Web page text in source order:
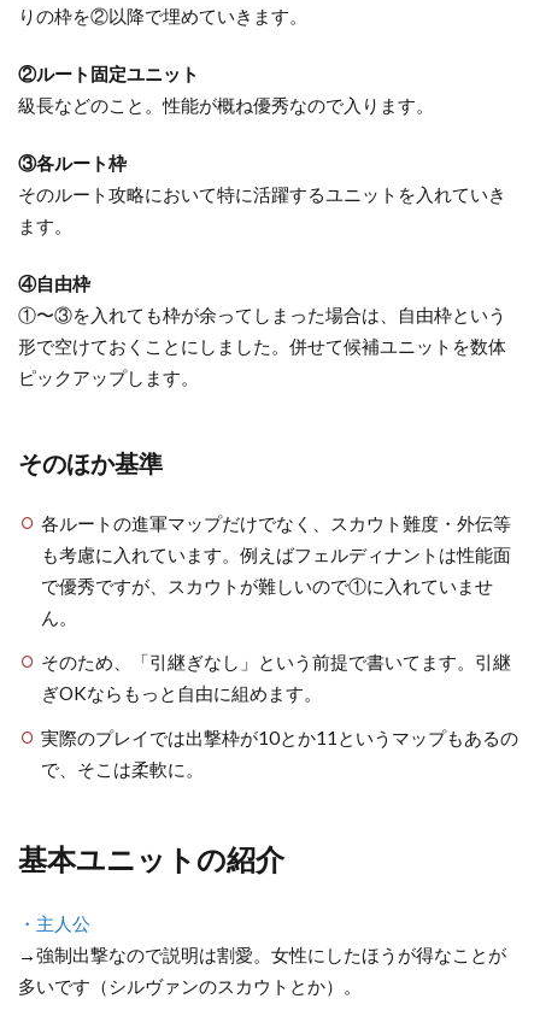
ニ
ト
の
介
花
章
3.1
銀
の
章
5
月
の
解説
6
翠
りの枠を②以降で埋めていきます。
②ルート固定ユニット
級長などのこと。性能が概ね優秀なので入ります。
③各ルート枠
そのルート攻略において特に活躍するユニットを入れていき
ます。
④自由枠
①〜③を入れても枠が余ってしまった場合は、自由枠という
形で空けておくことにしました。併せて候補ユニットを数体
ピックアップします。
そのほか基準
各ルートの進軍マップだけでなく、スカウト難度・外伝等
も考慮に入れています。例えばフェルディナントは性能面
で優秀ですが、スカウトが難しいので①に入れていませ
ん。
そのため、「引継ぎなし」という前提で書いてます。引継
ぎOKならもっと自由に組めます。
実際のプレイでは出撃枠が10とか11というマップもあるの
で、そこは柔軟に。
基本ユニットの紹介
・主人公
→強制出撃なので説明は割愛。女性にしたほうが得なことが
多いです（シルヴァンのスカウトとか）。